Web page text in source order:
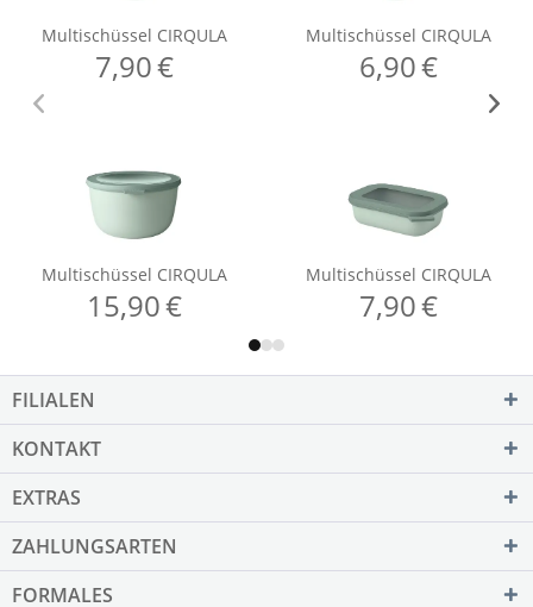
FILIALEN
KONTAKT
EXTRAS
ZAHLUNGSARTEN
FORMALES